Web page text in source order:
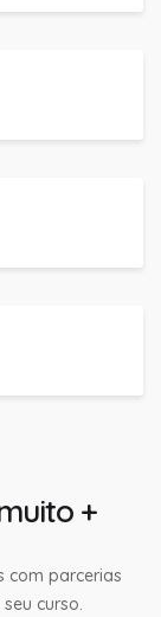
+
com parcerias
curso.